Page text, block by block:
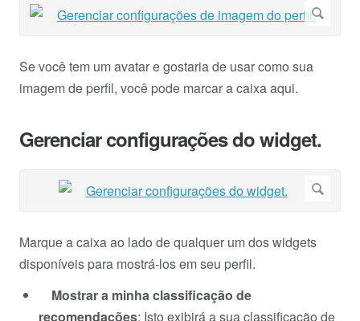
Se você tem um avatar e gostaria de usar como sua
imagem de perfil, você pode marcar a caixa aqui.
Gerenciar configurações do widget.
Marque a caixa ao lado de qualquer um dos widgets
disponíveis para mostrá-los em seu perfil.
Mostrar a minha classificação de
recomendações: Isto exibirá a sua classificação de